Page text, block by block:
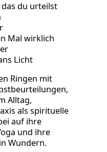
du urteilst
Mal wirklich
Licht
Ringen mit
Alltag,
als spirituelle
auf ihre
und ihre
Wundern.